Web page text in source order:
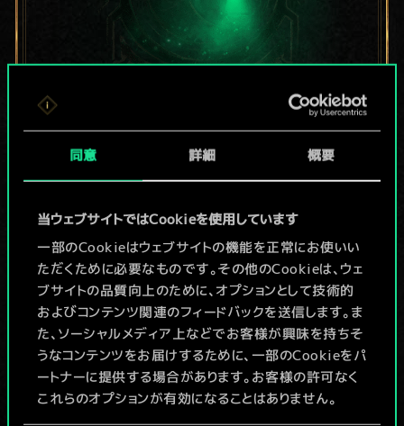
同意 詳細 概要
当ウェブサイトではCookieを使用しています
一部のCookieはウェブサイトの機能を正常にお使いい
ただくために必要なものです。その他のCookieは、ウェ
ブサイトの品質向上のために、オプションとして技術的
およびコンテンツ関連のフィードバックを送信します。ま
た、ソーシャルメディア上などでお客様が興味を持ちそ
うなコンテンツをお届けするために、一部のCookieをパ
ートナーに提供する場合があります。お客様の許可なく
これらのオプションが有効になることはありません。
現在はまだこれし
か共有デッキがあ
りませんが、
続々追加中！
デッキ名入力＆ガイドを作成
デッキを編集